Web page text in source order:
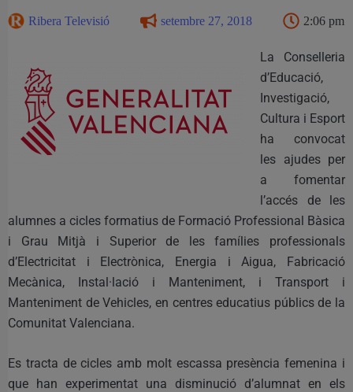
Ribera Televisió setembre 27, 2018 2:06 pm
La Conselleria
d’Educació,
Investigació,
Cultura i Esport
ha convocat
les ajudes per
a fomentar
l’accés de les
alumnes a cicles formatius de Formació Professional Bàsica
i Grau Mitjà i Superior de les famílies professionals
d’Electricitat i Electrònica, Energia i Aigua, Fabricació
Mecànica, Instal·lació i Manteniment, i Transport i
Manteniment de Vehicles, en centres educatius públics de la
Comunitat Valenciana.
Es tracta de cicles amb molt escassa presència femenina i
que han experimentat una disminució d’alumnat en els